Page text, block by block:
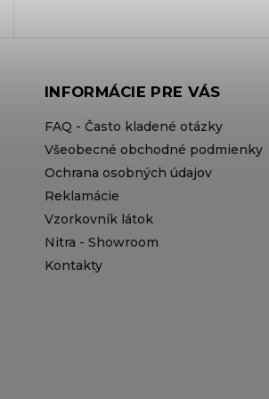
INFORMÁCIE PRE VÁS
FAQ - Často kladené otázky
Všeobecné obchodné podmienky
Ochrana osobných údajov
Reklamácie
Vzorkovník látok
Nitra - Showroom
Kontakty